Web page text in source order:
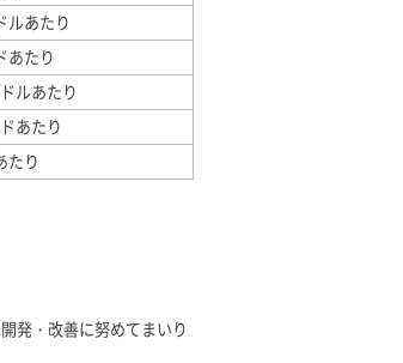
ルあたり
あたり
ルあたり
あたり
たり
発・改善に努めてまいり